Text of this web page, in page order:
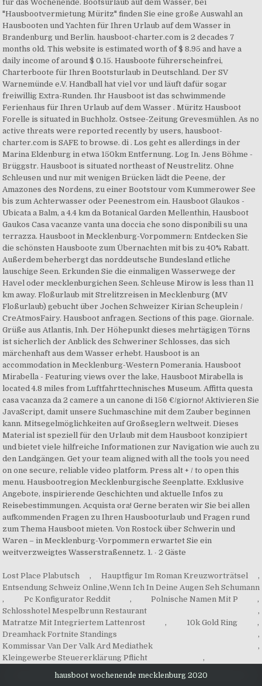
Lost Place Plabutsch , Hauptfigur Im Roman Kreuzworträtsel
,
Entsendung Schweiz Online,Wenn Ich In Deine Augen Seh Schumann
,
Pc Konfigurator Reddit , Polnische Namen Mit P
,
Schlosshotel Mespelbrunn Restaurant
,
Matratze Mit Integriertem Lattenrost
, 10k Gold Ring
,
Dreamhack Fortnite Standings
,
Kommissar Van Der Valk Ard Mediathek
,
Kleingewerbe Steuererklärung Pflicht
,
hausboot wochenende mecklenburg 2020